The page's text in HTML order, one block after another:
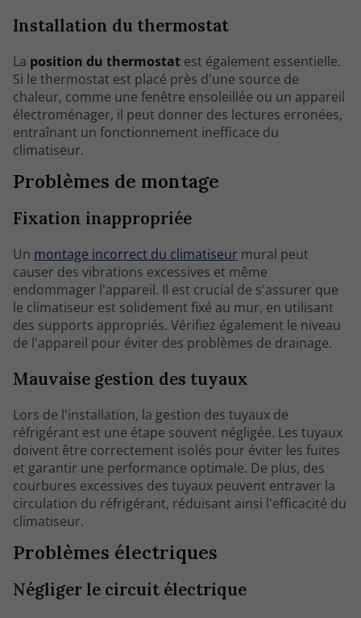
Installation du thermostat
La position du thermostat est également essentielle.
Si le thermostat est placé près d'une source de
chaleur, comme une fenêtre ensoleillée ou un appareil
électroménager, il peut donner des lectures erronées,
entraînant un fonctionnement inefficace du
climatiseur.
Problèmes de montage
Fixation inappropriée
Un montage incorrect du climatiseur mural peut
causer des vibrations excessives et même
endommager l'appareil. Il est crucial de s'assurer que
le climatiseur est solidement fixé au mur, en utilisant
des supports appropriés. Vérifiez également le niveau
de l'appareil pour éviter des problèmes de drainage.
Mauvaise gestion des tuyaux
Lors de l'installation, la gestion des tuyaux de
réfrigérant est une étape souvent négligée. Les tuyaux
doivent être correctement isolés pour éviter les fuites
et garantir une performance optimale. De plus, des
courbures excessives des tuyaux peuvent entraver la
circulation du réfrigérant, réduisant ainsi l'efficacité du
climatiseur.
Problèmes électriques
Négliger le circuit électrique